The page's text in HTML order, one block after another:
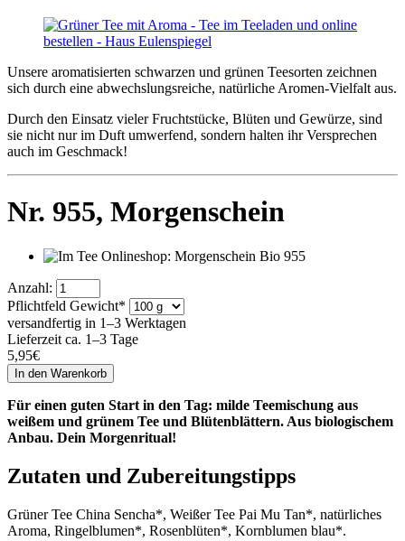
Unsere aromatisierten schwarzen und grünen Teesorten zeichnen
sich durch eine abwechslungsreiche, natürliche Aromen-Vielfalt aus.
Durch den Einsatz vieler Fruchtstücke, Blüten und Gewürze, sind
sie nicht nur im Duft umwerfend, sondern halten ihr Versprechen
auch im Geschmack!
Nr. 955, Morgenschein
Anzahl:
Pflichtfeld Gewicht*
versandfertig in 1–3 Werktagen
Lieferzeit ca. 1–3 Tage
5,95€
Für einen guten Start in den Tag: milde Teemischung aus
weißem und grünem Tee und Blütenblättern. Aus biologischem
Anbau. Dein Morgenritual!
Zutaten und Zubereitungstipps
Grüner Tee China Sencha*, Weißer Tee Pai Mu Tan*, natürliches
Aroma, Ringelblumen*, Rosenblüten*, Kornblumen blau*.